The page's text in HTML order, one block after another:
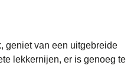
geniet van een uitgebreide
lekkernijen, er is genoeg te